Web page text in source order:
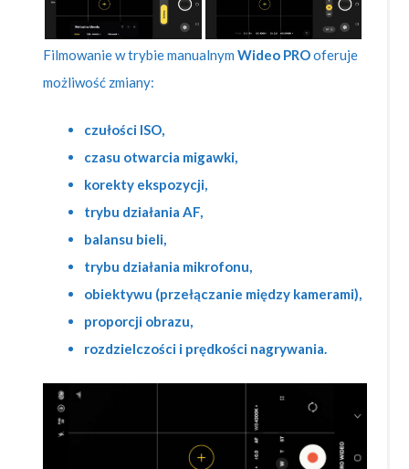
Filmowanie w trybie manualnym Wideo PROoferuje
możliwość zmiany:
czułości ISO,
czasu otwarcia migawki,
korekty ekspozycji,
trybu działania AF,
balansu bieli,
trybu działania mikrofonu,
obiektywu (przełączanie między kamerami),
proporcji obrazu,
rozdzielczości i prędkości nagrywania.